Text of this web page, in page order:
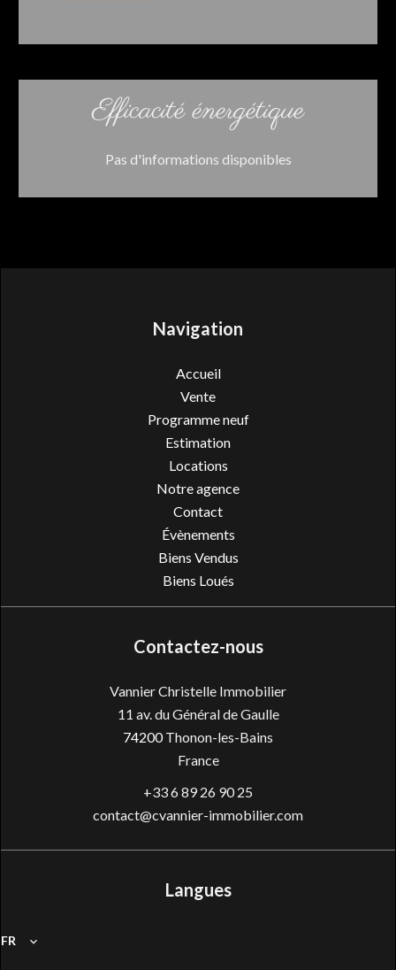
Efficacité énergétique
Pas d'informations disponibles
Navigation
Accueil
Vente
Programme neuf
Estimation
Locations
Notre agence
Contact
Évènements
Biens Vendus
Biens Loués
Contactez-nous
Vannier Christelle Immobilier
11 av. du Général de Gaulle
74200Thonon-les-Bains
France
+33 6 89 26 90 25
contact@cvannier-immobilier.com
Langues
FR